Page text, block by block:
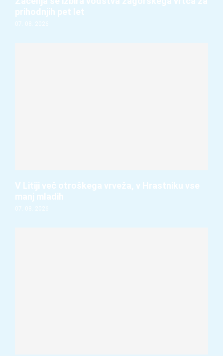
prihodnjih pet let
07. 08. 2026
V Litiji več otroškega vrveža, v Hrastniku vse
manj mladih
07. 08. 2026